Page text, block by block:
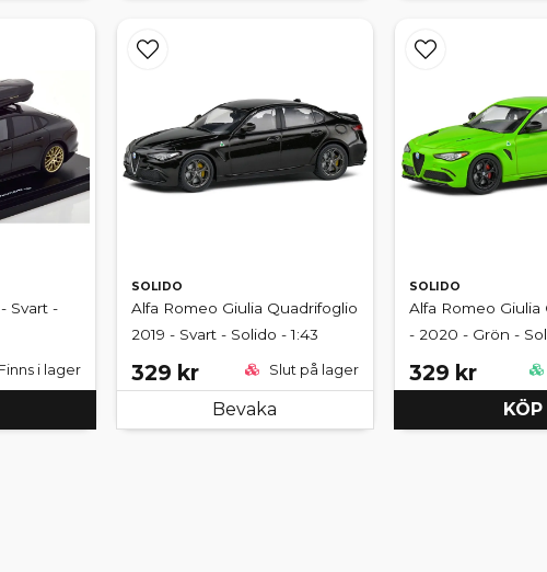
Svart -
i lager
SOLIDO
Alfa Romeo Giulia Quadrifoglio
2019 - Svart - Solido - 1:43
329 kr Slut på lager
Bevaka
SOLIDO
Alfa Romeo Giulia
- 2020 - Grön -
329 kr
KÖP